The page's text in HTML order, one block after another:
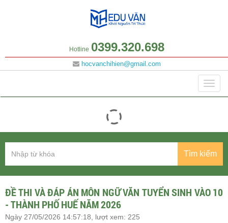
Hotline 0399.320.698
hocvanchihien@gmail.com
Tìm kiếm
ĐỀ THI VÀ ĐÁP ÁN MÔN NGỮ VĂN TUYỂN SINH VÀO 10
- THÀNH PHỐ HUẾ NĂM 2026
Ngày 27/05/2026 14:57:18, lượt xem: 225